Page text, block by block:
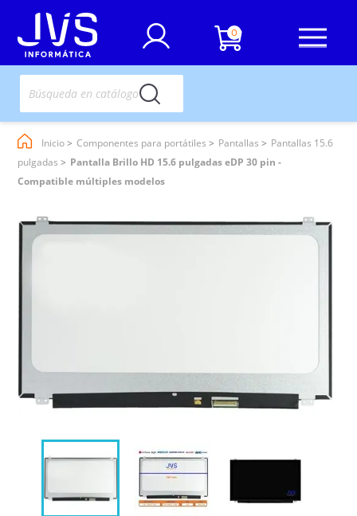
0
Inicio Componentes para portátiles Pantallas
Pantallas 15.6
pulgadas
Pantalla Brillo HD 15.6 pulgadas eDP 30 pin -
Compatible múltiples modelos